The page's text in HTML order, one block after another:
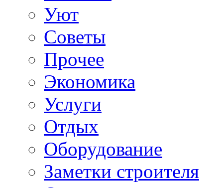
Уют
Советы
Прочее
Экономика
Услуги
Отдых
Оборудование
Заметки строителя